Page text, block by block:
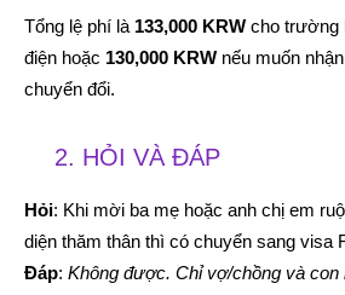
Tổng lệ phí là 133,000 KRW cho trường
điện hoặc 130,000 KRW nếu muốn
chuyển đổi.
2. HỎI VÀ ĐÁP
Hỏi: Khi mời ba mẹ hoặc anh chị em
diện thăm thân thì có chuyển sang visa
Đáp: Không được. Chỉ vợ/chồng và con